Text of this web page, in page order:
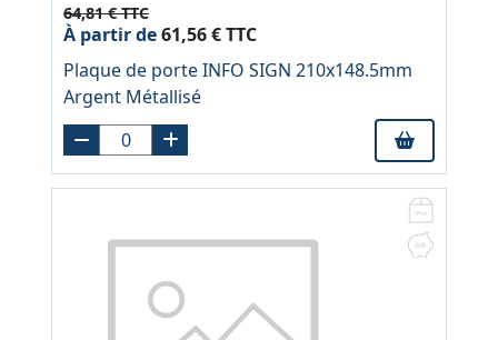
64,81 € TTC
À partir de61,56 € TTC
Plaque de porte INFO SIGN 210x148.5mm
Argent Métallisé